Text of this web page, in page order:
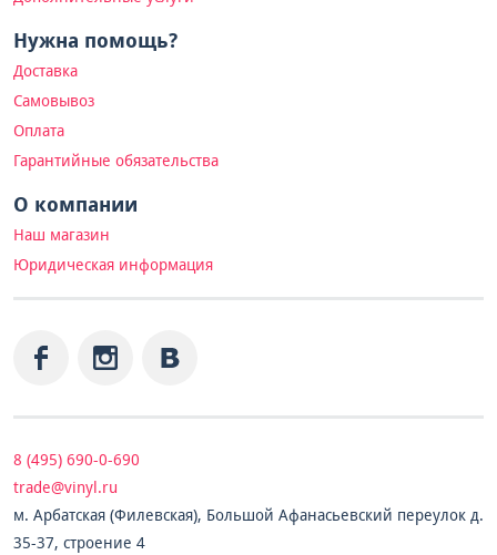
Нужна помощь?
Доставка
Самовывоз
Оплата
Гарантийные обязательства
О компании
Наш магазин
Юридическая информация
8 (495) 690-0-690
trade@vinyl.ru
м. Арбатская (Филевская), Большой Афанасьевский переулок д.
35-37, строение 4